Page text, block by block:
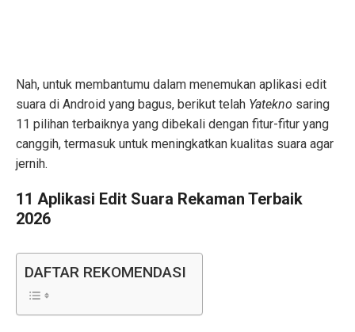
Nah, untuk membantumu dalam menemukan aplikasi edit
suara di Android yang bagus, berikut telah Yatekno saring
11 pilihan terbaiknya yang dibekali dengan fitur-fitur yang
canggih, termasuk untuk meningkatkan kualitas suara agar
jernih.
11 Aplikasi Edit Suara Rekaman Terbaik
2026
DAFTAR REKOMENDASI